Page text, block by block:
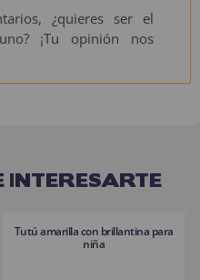
¿quieres ser el
¡Tu opinión nos
INTERESARTE
Tutú amarilla con brillantina para
niña